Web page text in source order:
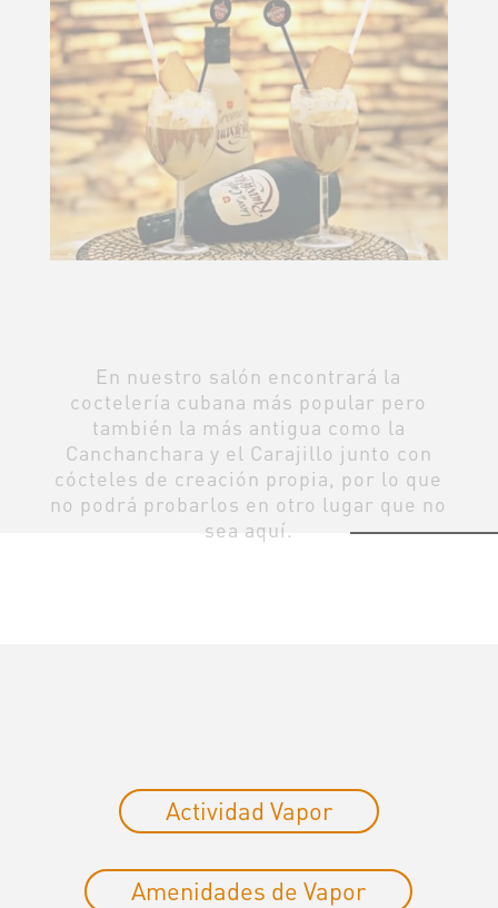
En nuestro salón encontrará la
coctelería cubana más popular pero
también la más antigua como la
Canchanchara y el Carajillo junto con
cócteles de creación propia, por lo que
no podrá probarlos en otro lugar que no
sea aquí.
Actividad Vapor
Amenidades de Vapor